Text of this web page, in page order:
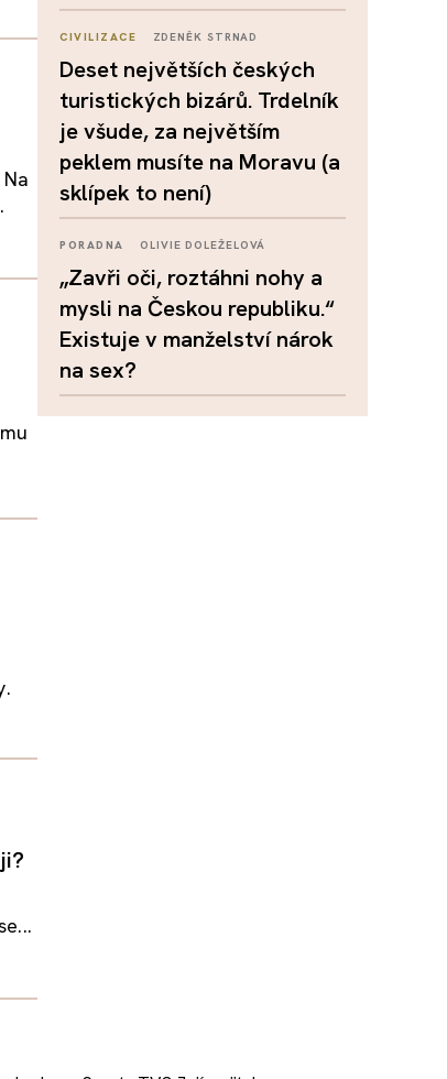
CIVILIZACE ZDENĚK STRNAD
Deset největších českých
turistických bizárů. Trdelník
je všude, za největším
peklem musíte na Moravu (a
sklípek to není)
PORADNA OLIVIE DOLEŽELOVÁ
„Zavři oči, roztáhni nohy a
mysli na Českou republiku.“
Existuje v manželství nárok
na sex?